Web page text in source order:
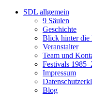
SDL allgemein
9 Säulen
Geschichte
Blick hinter die
Veranstalter
Team und
Festivals
Impressum
Blog